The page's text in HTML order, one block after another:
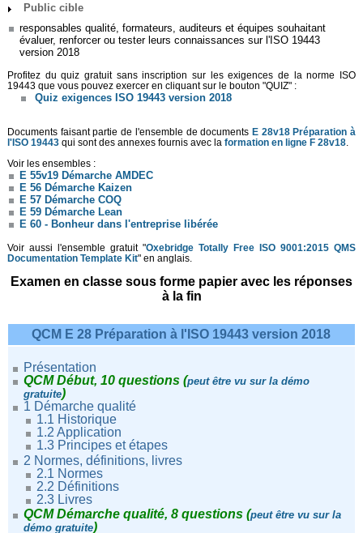
Public cible
responsables qualité, formateurs, auditeurs et équipes souhaitant
évaluer, renforcer ou tester leurs connaissances sur l'ISO 19443
version 2018
Profitez du quiz gratuit sans inscription sur les exigences de la norme ISO
19443 que vous pouvez exercer en cliquant sur le bouton "QUIZ" :
Quiz exigences ISO 19443 version 2018
Documents faisant partie de l'ensemble de documents E 28v18 Préparation à
l'ISO 19443qui sont des annexes fournis avec la formation en ligne F 28v18.
Voir les ensembles :
E 55v19 Démarche AMDEC
E 56 Démarche Kaizen
E 57 Démarche COQ
E 59 Démarche Lean
E 60 - Bonheur dans l'entreprise libérée
Voir aussi l'ensemble gratuit "Oxebridge Totally Free ISO 9001:2015 QMS
Documentation Template Kit" en anglais.
Examen en classe sous forme papier avec les réponses
à la fin
QCM E 28 Préparation à l'ISO 19443 version 2018
Présentation
QCM Début, 10 questions (peut être vu sur la démo
gratuite)
1 Démarche qualité
1.1 Historique
1.2 Application
1.3 Principes et étapes
2 Normes, définitions, livres
2.1 Normes
2.2 Définitions
2.3 Livres
QCM Démarche qualité, 8 questions(peut être vu sur la
démo gratuite)